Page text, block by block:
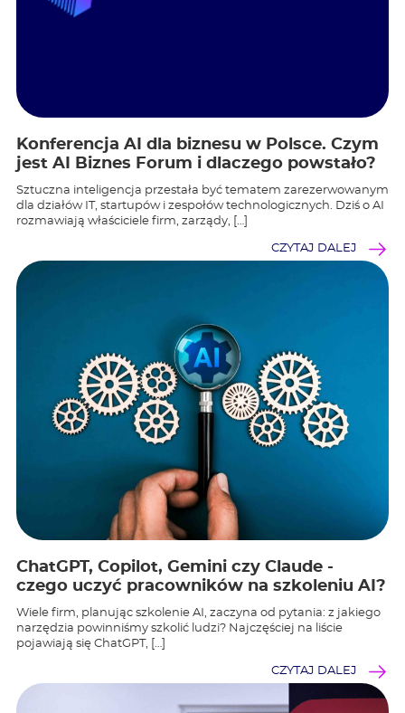
Konferencja AI dla biznesu w Polsce. Czym
jest AI Biznes Forum i dlaczego powstało?
Sztuczna inteligencja przestała być tematem zarezerwowanym
dla działów IT, startupów i zespołów technologicznych. Dziś o AI
rozmawiają właściciele firm, zarządy, […]
CZYTAJ DALEJ
ChatGPT, Copilot, Gemini czy Claude -
czego uczyć pracowników na szkoleniu AI?
Wiele firm, planując szkolenie AI, zaczyna od pytania: z jakiego
narzędzia powinniśmy szkolić ludzi? Najczęściej na liście
pojawiają się ChatGPT, […]
CZYTAJ DALEJ